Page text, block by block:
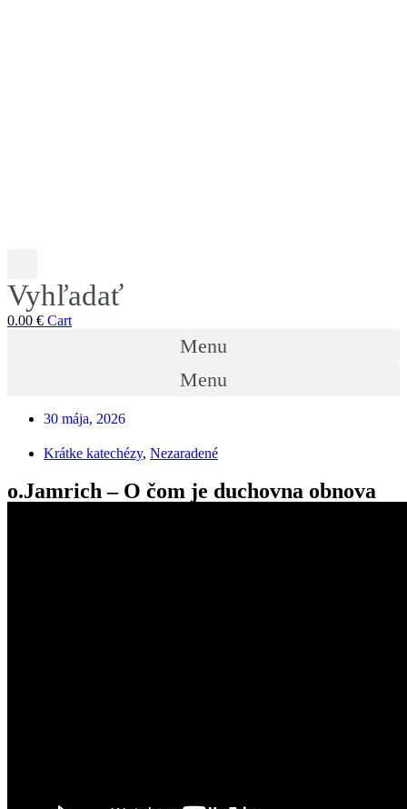
Vyhľadať
0.00 € Cart
Menu
Menu
30 mája, 2026
Krátke katechézy, Nezaradené
o.Jamrich – O čom je duchovna obnova